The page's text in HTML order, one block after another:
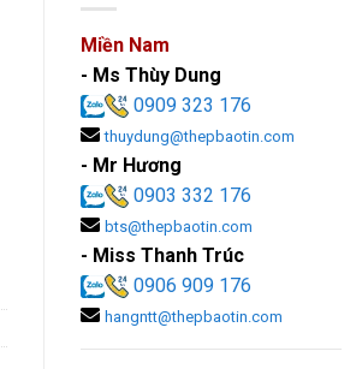
Miền Nam
- Ms Thùy Dung
0909 323 176
thuydung@thepbaotin.com
- Mr Hương
0903 332 176
bts@thepbaotin.com
- Miss Thanh Trúc
0906 909 176
hangntt@thepbaotin.com